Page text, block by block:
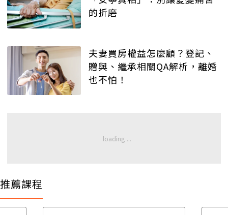
的折磨
夫妻買房權益怎麼顧？登記、
贈與、繼承相關QA解析，離婚
也不怕！
推薦課程